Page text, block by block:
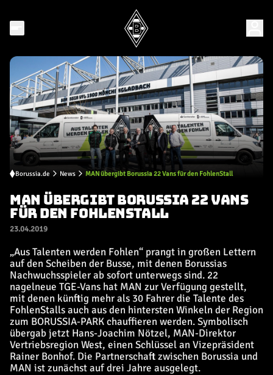
Borussia.de News MAN übergibt Borussia 22 Vans für den FohlenStall
MAN ÜBERGIBT BORUSSIA 22 VANS
FÜR DEN FOHLENSTALL
23.04.2019
„Aus Talenten werden Fohlen“ prangt in großen Lettern
auf den Scheiben der Busse, mit denen Borussias
Nachwuchsspieler ab sofort unterwegs sind. 22
nagelneue TGE-Vans hat MAN zur Verfügung gestellt,
mit denen künftig mehr als 30 Fahrer die Talente des
FohlenStalls auch aus den hintersten Winkeln der Region
zum BORUSSIA-PARK chauffieren werden. Symbolisch
übergab jetzt Hans-Joachim Nötzel, MAN-Direktor
Vertriebsregion West, einen Schlüssel an Vizepräsident
Rainer Bonhof. Die Partnerschaft zwischen Borussia und
MAN ist zunächst auf drei Jahre ausgelegt.